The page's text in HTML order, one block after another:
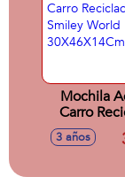
Mochila
Carro
Smiley
3 años